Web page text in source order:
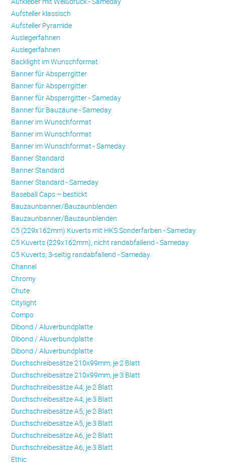
Aufsteller klassisch
Aufsteller Pyramide
Auslegerfahnen
Auslegerfahnen
Backlight im Wunschformat
Banner für Absperrgitter
Banner für Absperrgitter
Banner für Absperrgitter - Sameday
Banner für Bauzäune - Sameday
Banner im Wunschformat
Banner im Wunschformat
Banner im Wunschformat - Sameday
Banner Standard
Banner Standard
Banner Standard - Sameday
Baseball Caps – bestickt
Bauzaunbanner/Bauzaunblenden
Bauzaunbanner/Bauzaunblenden
C5 (229x162mm) Kuverts mit HKS Sonderfarben - Sameday
C5 Kuverts (229x162mm), nicht randabfallend - Sameday
C5 Kuverts, 3-seitig randabfallend - Sameday
Channel
Chromy
Chute
Citylight
Compo
Dibond / Aluverbundplatte
Dibond / Aluverbundplatte
Dibond / Aluverbundplatte
Durchschreibesätze 210x99mm, je 2 Blatt
Durchschreibesätze 210x99mm, je 3 Blatt
Durchschreibesätze A4, je 2 Blatt
Durchschreibesätze A4, je 3 Blatt
Durchschreibesätze A5, je 2 Blatt
Durchschreibesätze A5, je 3 Blatt
Durchschreibesätze A6, je 2 Blatt
Durchschreibesätze A6, je 3 Blatt
Ethic